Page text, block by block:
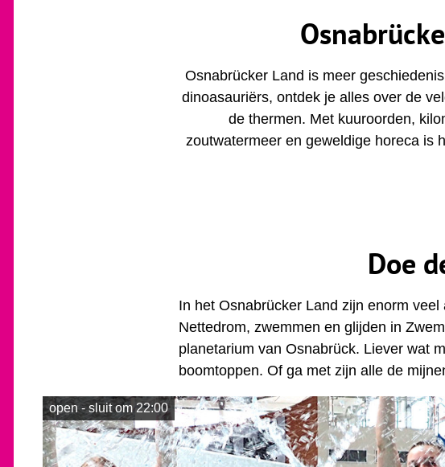
d
t
Osnabrücker Land is meer
dinoasauriërs, ontdek je alles over de
de thermen. Met kuuroorden,
zoutwatermeer en geweldige horeca is
Doe
In het Osnabrücker Land zijn enorm
Nettedrom, zwemmen en glijden in
planetarium van Osnabrück. Liever wat
boomtoppen. Of ga met zijn alle de
open - sluit om 22:00